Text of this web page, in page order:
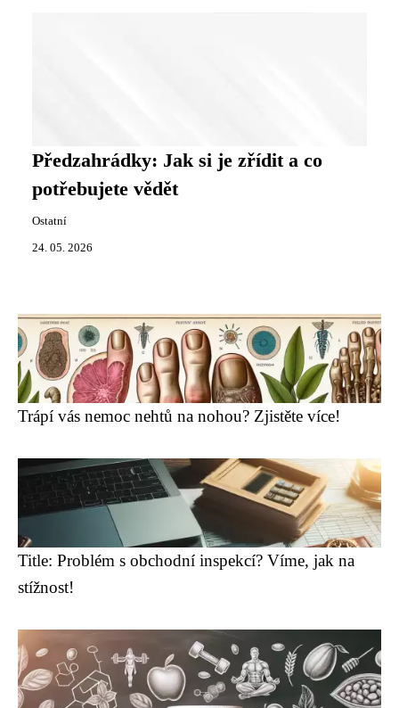
Předzahrádky: Jak si je zřídit a co
potřebujete vědět
Ostatní
24. 05. 2026
Trápí vás nemoc nehtů na nohou? Zjistěte více!
Title: Problém s obchodní inspekcí? Víme, jak na
stížnost!